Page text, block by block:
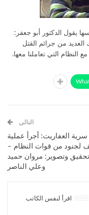
يقول الدكتور أبو جعفر:
وهناك العديد من جرائم القتل
النظام التي تعاملنا معها.
التالي
سرية العفاريت: أجرأ عملية
لجنود من قوات النظام –
تحقيق وتصوير: مروان حميد
وعلي الناصر
اقرأ لنفس الكاتب